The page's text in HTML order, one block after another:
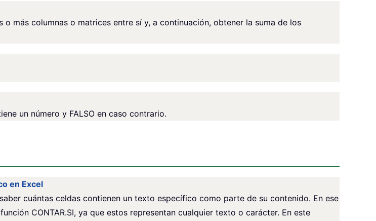
más columnas o matrices entre sí y, a continuación, obtener la suma de los
un número y FALSO en caso contrario.
en Excel
cuántas celdas contienen un texto específico como parte de su contenido. En ese
CONTAR.SI, ya que estos representan cualquier texto o carácter. En este